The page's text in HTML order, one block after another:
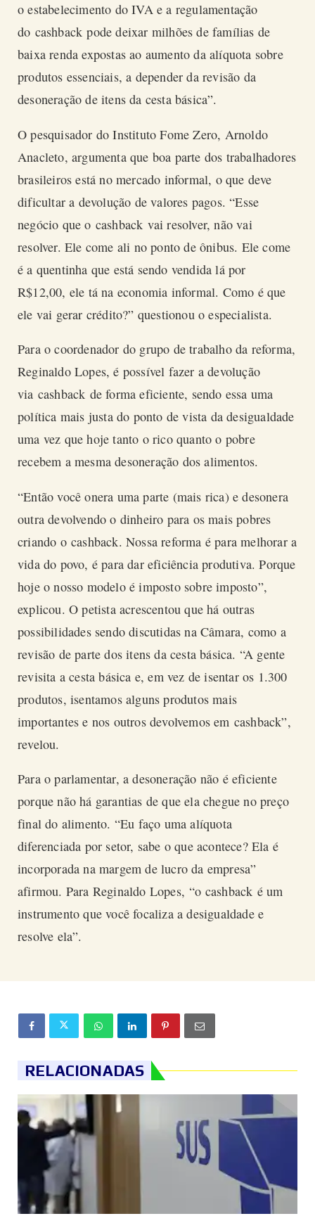
o estabelecimento do IVA e a regulamentação
do cashback pode deixar milhões de famílias de
baixa renda expostas ao aumento da alíquota sobre
produtos essenciais, a depender da revisão da
desoneração de itens da cesta básica”.
O pesquisador do Instituto Fome Zero, Arnoldo
Anacleto, argumenta que boa parte dos trabalhadores
brasileiros está no mercado informal, o que deve
dificultar a devolução de valores pagos. “Esse
negócio que o cashback vai resolver, não vai
resolver. Ele come ali no ponto de ônibus. Ele come
é a quentinha que está sendo vendida lá por
R$12,00, ele tá na economia informal. Como é que
ele vai gerar crédito?” questionou o especialista.
Para o coordenador do grupo de trabalho da reforma,
Reginaldo Lopes, é possível fazer a devolução
via cashback de forma eficiente, sendo essa uma
política mais justa do ponto de vista da desigualdade
uma vez que hoje tanto o rico quanto o pobre
recebem a mesma desoneração dos alimentos.
“Então você onera uma parte (mais rica) e desonera
outra devolvendo o dinheiro para os mais pobres
criando o cashback. Nossa reforma é para melhorar a
vida do povo, é para dar eficiência produtiva. Porque
hoje o nosso modelo é imposto sobre imposto”,
explicou. O petista acrescentou que há outras
possibilidades sendo discutidas na Câmara, como a
revisão de parte dos itens da cesta básica. “A gente
revisita a cesta básica e, em vez de isentar os 1.300
produtos, isentamos alguns produtos mais
importantes e nos outros devolvemos em cashback”,
revelou.
Para o parlamentar, a desoneração não é eficiente
porque não há garantias de que ela chegue no preço
final do alimento. “Eu faço uma alíquota
diferenciada por setor, sabe o que acontece? Ela é
incorporada na margem de lucro da empresa”
afirmou. Para Reginaldo Lopes,“o cashback é um
instrumento que você focaliza a desigualdade e
resolve ela”.
RELACIONADAS